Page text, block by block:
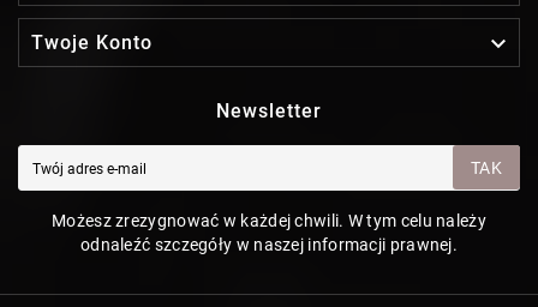
Twoje Konto 
Newsletter
TAK
Możesz zrezygnować w każdej chwili. W tym celu należy
odnaleźć szczegóły w naszej informacji prawnej.